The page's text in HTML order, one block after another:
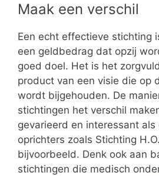
Maak een verschil
Een echt effectieve stichting
een geldbedrag dat opzij
goed doel. Het is het
product van een visie die op
wordt bijgehouden. De
stichtingen het verschil
gevarieerd en interessant als
oprichters zoals Stichting
bijvoorbeeld. Denk ook aan
stichtingen die medisch